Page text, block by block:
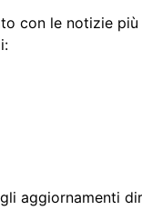
con le notizie
aggiornamenti